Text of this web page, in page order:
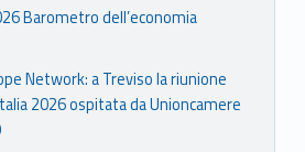
Barometro dell’economia
Network: a Treviso la riunione
2026 ospitata da Unioncamere